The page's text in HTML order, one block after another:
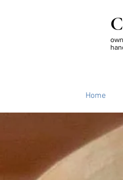
Home